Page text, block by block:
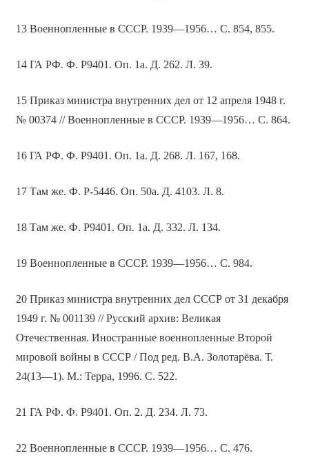
13 Военнопленные в СССР. 1939—1956… С. 854, 855.
14 ГА РФ. Ф. Р9401. Оп. 1а. Д. 262. Л. 39.
15 Приказ министра внутренних дел от 12 апреля 1948 г.
№ 00374 // Военнопленные в СССР. 1939—1956… С. 864.
16 ГА РФ. Ф. Р9401. Оп. 1а. Д. 268. Л. 167, 168.
17 Там же. Ф. Р-5446. Оп. 50а. Д. 4103. Л. 8.
18 Там же. Ф. Р9401. Оп. 1а. Д. 332. Л. 134.
19 Военнопленные в СССР. 1939—1956… С. 984.
20 Приказ министра внутренних дел СССР от 31 декабря
1949 г. № 001139 // Русский архив: Великая
Отечественная. Иностранные военнопленные Второй
мировой войны в СССР / Под ред. В.А. Золотарёва. Т.
24(13—1). М.: Терра, 1996. С. 522.
21 ГА РФ. Ф. Р9401. Оп. 2. Д. 234. Л. 73.
22 Военнопленные в СССР. 1939—1956… С. 476.